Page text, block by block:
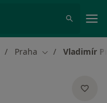
Praha Změna města
Vladimír